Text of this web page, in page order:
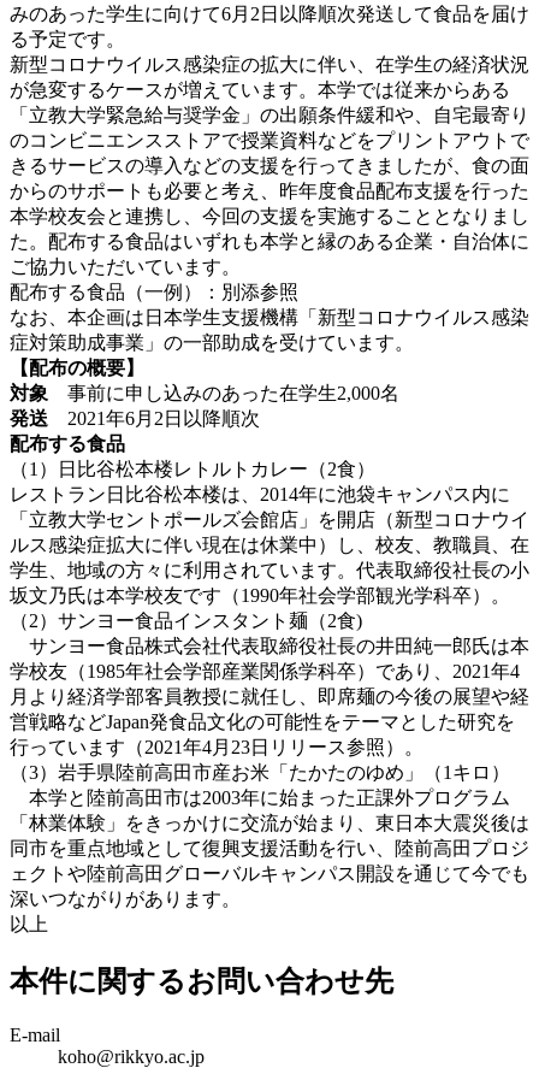
みのあった学生に向けて6月2日以降順次発送して食品を届け
る予定です。
新型コロナウイルス感染症の拡大に伴い、在学生の経済状況
が急変するケースが増えています。本学では従来からある
「立教大学緊急給与奨学金」の出願条件緩和や、自宅最寄り
のコンビニエンスストアで授業資料などをプリントアウトで
きるサービスの導入などの支援を行ってきましたが、食の面
からのサポートも必要と考え、昨年度食品配布支援を行った
本学校友会と連携し、今回の支援を実施することとなりまし
た。配布する食品はいずれも本学と縁のある企業・自治体に
ご協力いただいています。
配布する食品（一例）：別添参照
なお、本企画は日本学生支援機構「新型コロナウイルス感染
症対策助成事業」の一部助成を受けています。
【配布の概要】
対象 事前に申し込みのあった在学生2,000名
発送 2021年6月2日以降順次
配布する食品
（1）日比谷松本楼レトルトカレー（2食）
レストラン日比谷松本楼は、2014年に池袋キャンパス内に
「立教大学セントポールズ会館店」を開店（新型コロナウイ
ルス感染症拡大に伴い現在は休業中）し、校友、教職員、在
学生、地域の方々に利用されています。代表取締役社長の小
坂文乃氏は本学校友です（1990年社会学部観光学科卒）。
（2）サンヨー食品インスタント麺（2食)
サンヨー食品株式会社代表取締役社長の井田純一郎氏は本
学校友（1985年社会学部産業関係学科卒）であり、2021年4
月より経済学部客員教授に就任し、即席麺の今後の展望や経
営戦略などJapan発食品文化の可能性をテーマとした研究を
行っています（2021年4月23日リリース参照）。
（3）岩手県陸前高田市産お米「たかたのゆめ」（1キロ）
本学と陸前高田市は2003年に始まった正課外プログラム
「林業体験」をきっかけに交流が始まり、東日本大震災後は
同市を重点地域として復興支援活動を行い、陸前高田プロジ
ェクトや陸前高田グローバルキャンパス開設を通じて今でも
深いつながりがあります。
以上
本件に関するお問い合わせ先
E-mail
koho@rikkyo.ac.jp